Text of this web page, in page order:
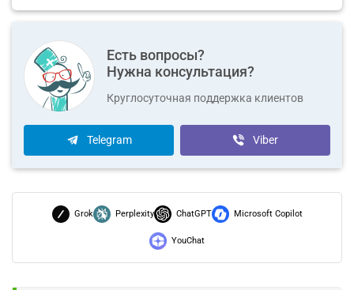
Есть вопросы?
Нужна консультация?
Круглосуточная поддержка клиентов
Telegram Viber
Grok Perplexity ChatGPT Microsoft Copilot
YouChat